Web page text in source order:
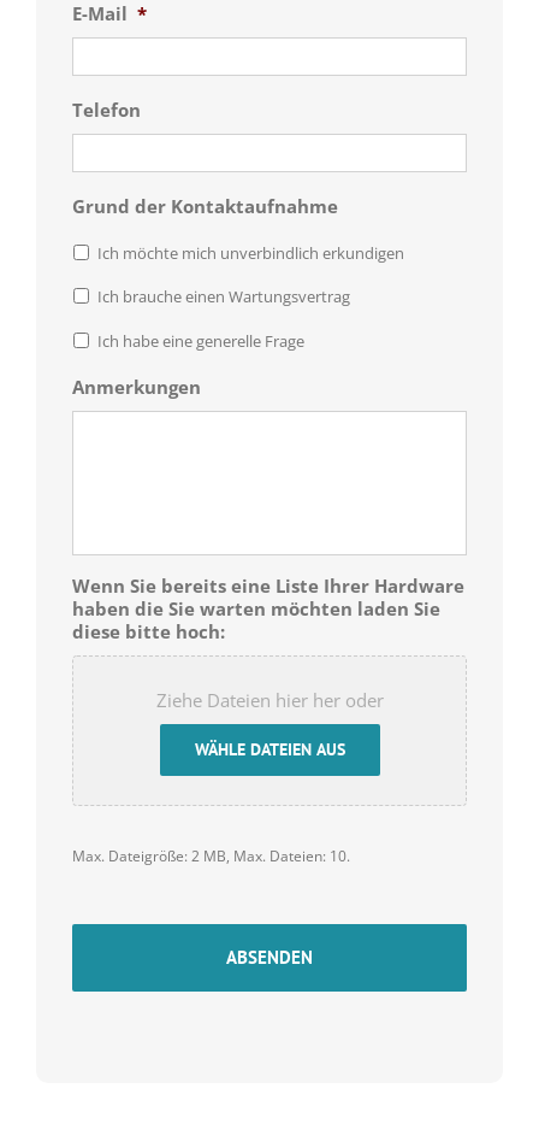
E-Mail *
Telefon
Grund der Kontaktaufnahme
Ich möchte mich unverbindlich erkundigen
Ich brauche einen Wartungsvertrag
Ich habe eine generelle Frage
Anmerkungen
Wenn Sie bereits eine Liste Ihrer Hardware
haben die Sie warten möchten laden Sie
diese bitte hoch:
Ziehe Dateien hier her oder
WÄHLE DATEIEN AUS
Max. Dateigröße: 2 MB, Max. Dateien: 10.